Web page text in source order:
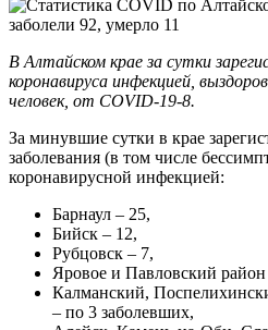
В Алтайском крае за сутки
коронавируса инфекцией,
человек, от COVID-19-8.
За минувшие сутки в крае
заболевания (в том числе
коронавирусной инфекцией:
Барнаул – 25,
Бийск – 12,
Рубцовск – 7,
Яровое и Павловский
Калманский,
– по 3 заболевших,